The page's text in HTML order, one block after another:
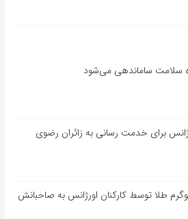
سلامت ساماندهی می‌شود
برای خدمت رسانی به زائران رضوی